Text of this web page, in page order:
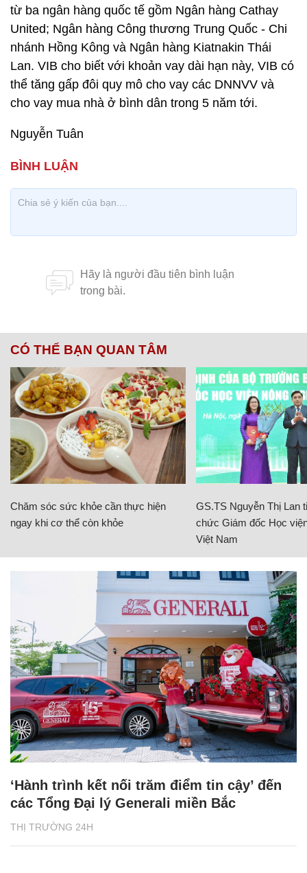
từ ba ngân hàng quốc tế gồm Ngân hàng Cathay
United; Ngân hàng Công thương Trung Quốc - Chi
nhánh Hồng Kông và Ngân hàng Kiatnakin Thái
Lan. VIB cho biết với khoản vay dài hạn này, VIB có
thể tăng gấp đôi quy mô cho vay các DNNVV và
cho vay mua nhà ở bình dân trong 5 năm tới.
Nguyễn Tuân
CÓ THỂ BẠN QUAN TÂM
Chăm sóc sức khỏe cần thực hiện
ngay khi cơ thể còn khỏe
GS.TS Nguyễn Thị Lan
chức Giám đốc Học
Việt Nam
THỊ TRƯỜNG 24H
‘Hành trình kết nối trăm điểm tin cậy’ đến
các Tổng Đại lý Generali miền Bắc